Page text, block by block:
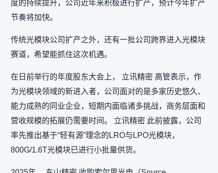
度的持续提升，公司近年来积极进行扩产，预计今年扩产
节奏将加快。
传统光模块公司扩产之外，还有一批公司跨界进入光模块
赛道，希望能抓住这次机遇。
在日前举行的年度股东大会上， 立讯精密 高管表示，作
为光模块领域的新进入者，公司面对的是多家历史悠久、
能力成熟的同业企业，短期内面临诸多挑战，商务层面和
营收规模的拓展仍需要时间。 立讯精密 此前披露，公司
率先推出基于“轻有源”理念的LRO与LPO光模块，
800G/1.6T光模块已进行小批量供货。